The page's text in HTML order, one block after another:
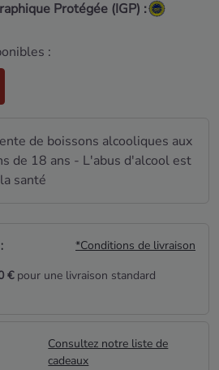
Protégée (IGP) :
:
de boissons alcooliques aux
de 18 ans - L'abus d'alcool est
santé
*Conditions de livraison
€pour une livraison standard
Consultez notre liste de
cadeaux